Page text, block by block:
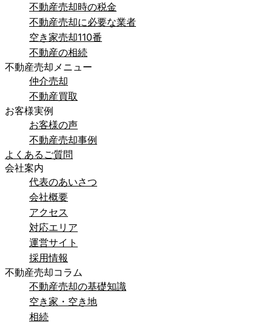
不動産売却時の税金
不動産売却に必要な業者
空き家売却110番
不動産の相続
不動産売却メニュー
仲介売却
不動産買取
お客様実例
お客様の声
不動産売却事例
よくあるご質問
会社案内
代表のあいさつ
会社概要
アクセス
対応エリア
運営サイト
採用情報
不動産売却コラム
不動産売却の基礎知識
空き家・空き地
相続